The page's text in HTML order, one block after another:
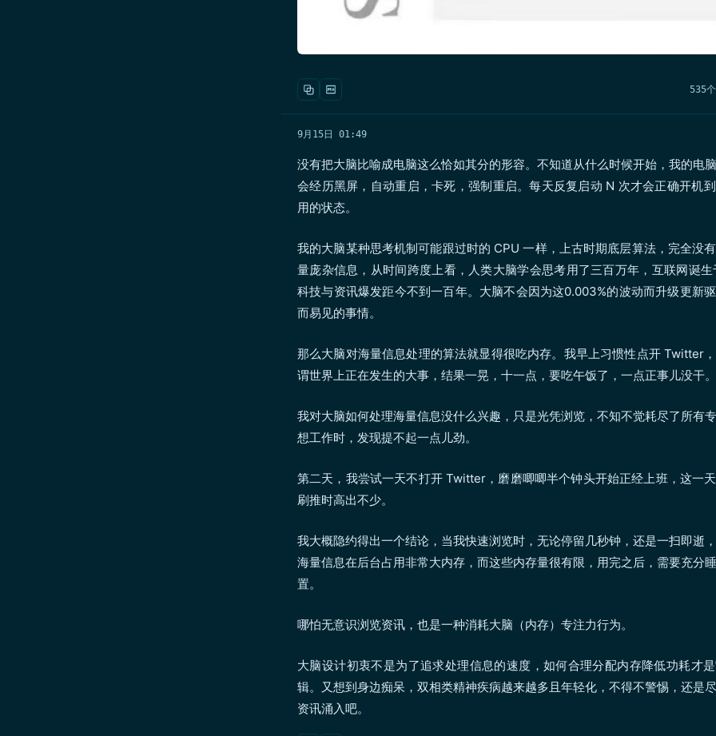
535
9月15日 01:49
没有把大脑比喻成电脑这么恰如其分的形容。不知道从什么时候开始，我的电
会经历黑屏，自动重启，卡死，强制重启。每天反复启动 N 次才会正确开机
用的状态。
我的大脑某种思考机制可能跟过时的 CPU 一样，上古时期底层算法，完全没
量庞杂信息，从时间跨度上看，人类大脑学会思考用了三百万年，互联网诞
科技与资讯爆发距今不到一百年。大脑不会因为这0.003%的波动而升级更新
而易见的事情。
那么大脑对海量信息处理的算法就显得很吃内存。我早上习惯性点开 Twitter
谓世界上正在发生的大事，结果一晃，十一点，要吃午饭了，一点正事儿没干。
我对大脑如何处理海量信息没什么兴趣，只是光凭浏览，不知不觉耗尽了所有
想工作时，发现提不起一点儿劲。
第二天，我尝试一天不打开 Twitter，磨磨唧唧半个钟头开始正经上班，这一
刷推时高出不少。
我大概隐约得出一个结论，当我快速浏览时，无论停留几秒钟，还是一扫即逝
海量信息在后台占用非常大内存，而这些内存量很有限，用完之后，需要充分
置。
哪怕无意识浏览资讯，也是一种消耗大脑（内存）专注力行为。
大脑设计初衷不是为了追求处理信息的速度，如何合理分配内存降低功耗才
辑。又想到身边痴呆，双相类精神疾病越来越多且年轻化，不得不警惕，还是
资讯涌入吧。